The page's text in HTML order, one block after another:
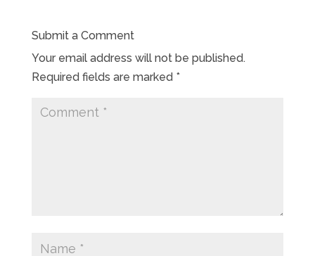
Submit a Comment
Your email address will not be published.
Required fields are marked *